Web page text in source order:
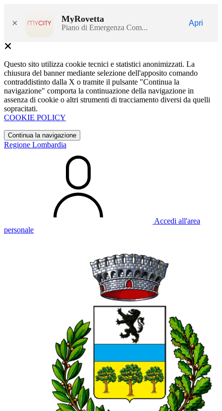
× MyRovetta
Piano di Emergenza Com...
Apri
Questo sito utilizza cookie tecnici e statistici anonimizzati. La
chiusura del banner mediante selezione dell'apposito comando
contraddistinto dalla X o tramite il pulsante "Continua la
navigazione" comporta la continuazione della navigazione in
assenza di cookie o altri strumenti di tracciamento diversi da quelli
sopracitati.
COOKIE POLICY
Continua la navigazione
Regione Lombardia
Accedi all'area
personale